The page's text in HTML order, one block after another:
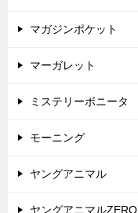
マガジンポケット
マーガレット
ミステリーボニータ
モーニング
ヤングアニマル
ヤングアニマルZERO